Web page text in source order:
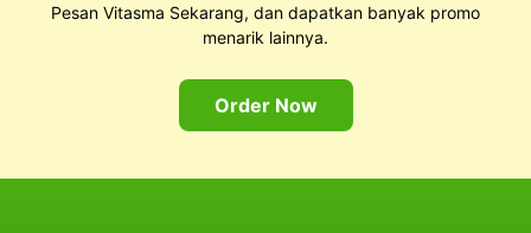
Pesan Vitasma Sekarang, dan dapatkan banyak promo
menarik lainnya.
Order Now